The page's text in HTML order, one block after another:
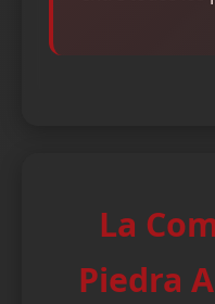
La
Piedra